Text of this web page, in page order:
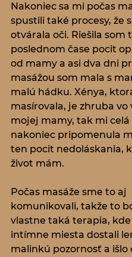
Nakoniec sa mi počas
spustili také procesy, že
otvárala oči. Riešila som
poslednom čase pocit
od mamy a asi dva dni
masážou som mala s
malú hádku. Xénya,
masírovala, je zhruba vo
mojej mamy, tak mi celá
nakoniec pripomenula
ten pocit nedoláskania,
život mám.
Počas masáže sme to aj
komunikovali, takže to
vlastne taká terapia,
intímne miesta dostali
malinkú pozornosť a išlo